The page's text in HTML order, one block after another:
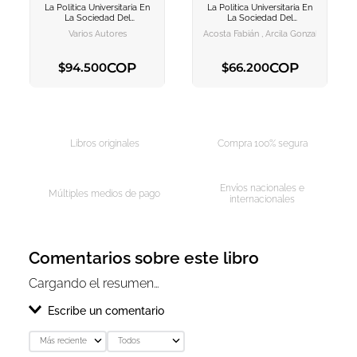
AGREGAR AL
La Politica Universitaria En
La Sociedad Del
Conocimiento
Varios Autores
$94.500COP
AGREGAR AL
La Politica Universitaria En
La Sociedad Del
Conocimiento
$66.200COP
Libros originales Compra 100% segura
Múltiples medios de pago
Envíos nacionales e
internacionales
Comentarios sobre este libro
Cargando el resumen…
Escribe un comentario
Más reciente Todos